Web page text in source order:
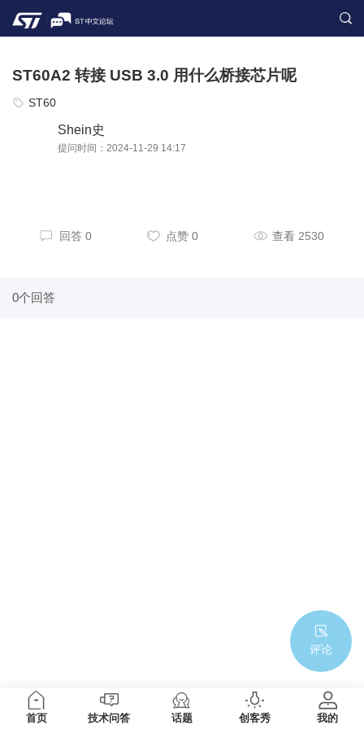
ST60A2 转接 USB 3.0 用什么桥接芯片呢
ST60
Shein史
提问时间：2024-11-29 14:17
回答 0 点赞 0 查看 2530
0个回答
评论
首页 技术问答 话题 创客秀 我的